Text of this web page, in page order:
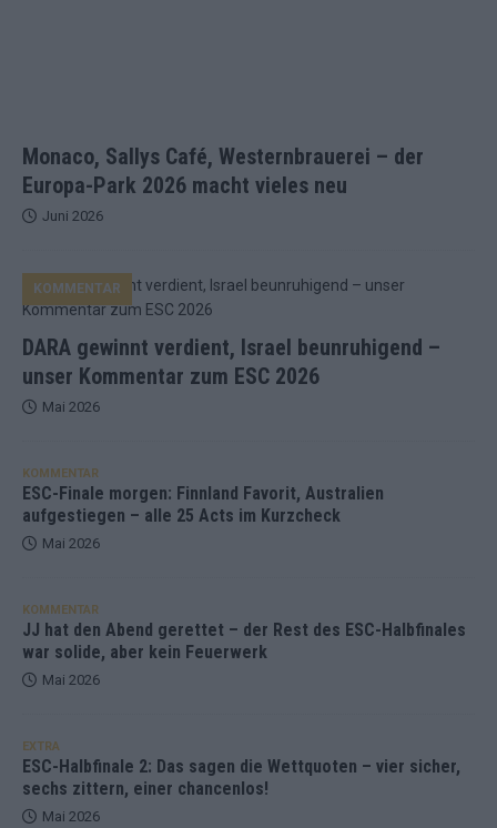
Monaco, Sallys Café, Westernbrauerei – der
Europa-Park 2026 macht vieles neu
Juni 2026
DARA gewinnt verdient, Israel beunruhigend –
unser Kommentar zum ESC 2026
KOMMENTAR
Mai 2026
KOMMENTAR
ESC-Finale morgen: Finnland Favorit, Australien
aufgestiegen – alle 25 Acts im Kurzcheck
Mai 2026
KOMMENTAR
JJ hat den Abend gerettet – der Rest des ESC-Halbfinales
war solide, aber kein Feuerwerk
Mai 2026
EXTRA
ESC-Halbfinale 2: Das sagen die Wettquoten – vier sicher,
sechs zittern, einer chancenlos!
Mai 2026